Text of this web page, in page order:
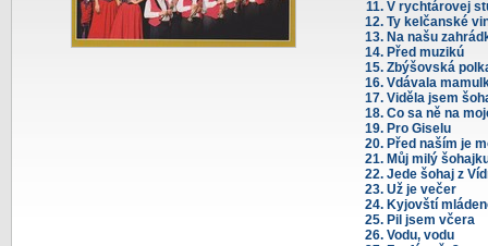
V rychtárovej
Ty kelčanské
Na našu
Před muzikú
Zbýšovská
Vdávala
Viděla jsem
Co sa ně na
Pro Giselu
Před naším je
Můj milý
Jede šohaj z
Už je večer
Kyjovští
Pil jsem včera
Vodu, vodu